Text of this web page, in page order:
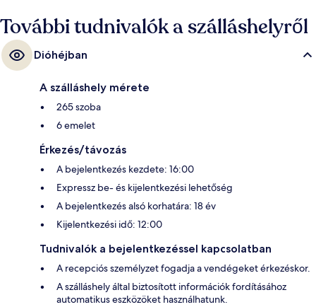
További tudnivalók a szálláshelyről
Dióhéjban
A szálláshely mérete
265 szoba
6 emelet
Érkezés/távozás
A bejelentkezés kezdete: 16:00
Expressz be- és kijelentkezési lehetőség
A bejelentkezés alsó korhatára: 18 év
Kijelentkezési idő: 12:00
Tudnivalók a bejelentkezéssel kapcsolatban
A recepciós személyzet fogadja a vendégeket érkezéskor.
A szálláshely által biztosított információk fordításához
automatikus eszközöket használhatunk.